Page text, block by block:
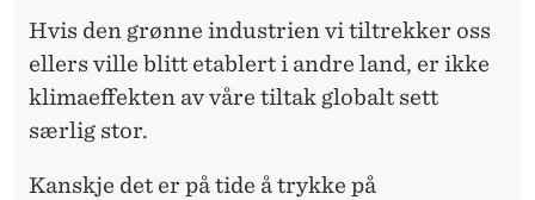
Hvis den grønne industrien vi tiltrekker oss
ellers ville blitt etablert i andre land, er ikke
klimaeffekten av våre tiltak globalt sett
særlig stor.
Kanskje det er på tide å trykke på